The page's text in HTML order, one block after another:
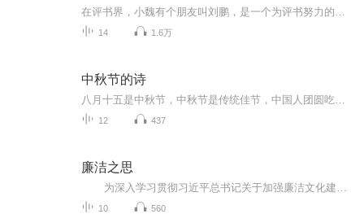
14 1.6万
中秋节的诗
12 437
廉洁之思
10 560